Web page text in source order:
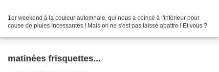
1er weekend à la couleur automnale, qui nous a coincé à l'intérieur pour
cause de pluies incessantes ! Mais on ne s'est pas laissé abattre ! Et vous ?
matinées frisquettes...